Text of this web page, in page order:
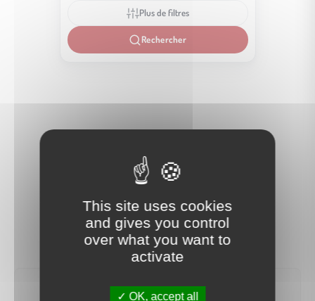
Plus de filtres
Rechercher
This site uses cookies
and gives you control
over what you want to
activate
OK, accept all